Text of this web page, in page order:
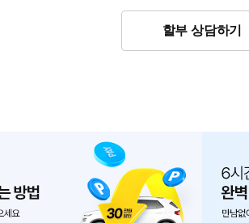
할부 상담하기